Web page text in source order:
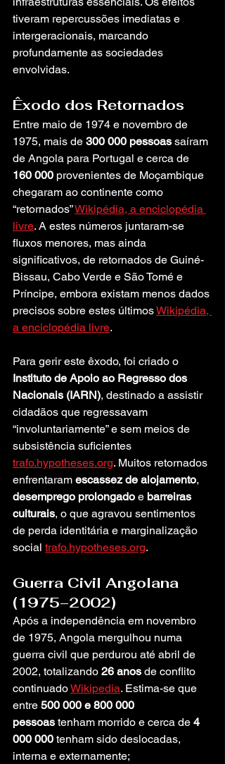
tiveram repercussões imediatas e
intergeracionais, marcando
profundamente as sociedades
envolvidas.
Êxodo dos Retornados
Entre maio de 1974 e novembro de
1975, mais de 300 000 pessoas saíram
de Angola para Portugal e cerca de
160 000 provenientes de Moçambique
chegaram ao continente como
“retornados” Wikipédia, a enciclopédia
livre. A estes números juntaram-se
fluxos menores, mas ainda
significativos, de retornados de Guiné-
Bissau, Cabo Verde e São Tomé e
Príncipe, embora existam menos dados
precisos sobre estes últimos Wikipédia,
a enciclopédia livre.
Para gerir este êxodo, foi criado o
Instituto de Apoio ao Regresso dos
Nacionais (IARN), destinado a assistir
cidadãos que regressavam
“involuntariamente” e sem meios de
subsistência suficientes
trafo.hypotheses.org. Muitos retornados
enfrentaram escassez de alojamento,
desemprego prolongado e barreiras
culturais, o que agravou sentimentos
de perda identitária e marginalização
social trafo.hypotheses.org.
Guerra Civil Angolana
(1975–2002)
Após a independência em novembro
de 1975, Angola mergulhou numa
guerra civil que perdurou até abril de
2002, totalizando 26 anos de conflito
continuado Wikipedia. Estima-se que
entre 500 000 e 800 000
pessoas tenham morrido e cerca de 4
000 000 tenham sido deslocadas,
interna e externamente;